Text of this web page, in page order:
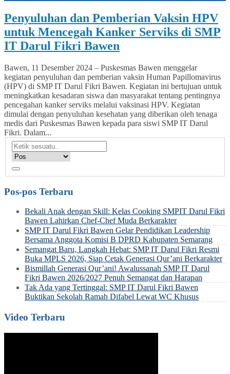
Penyuluhan dan Pemberian Vaksin HPV
untuk Mencegah Kanker Serviks di SMP
IT Darul Fikri Bawen
Bawen, 11 Desember 2024 – Puskesmas Bawen menggelar
kegiatan penyuluhan dan pemberian vaksin Human Papillomavirus
(HPV) di SMP IT Darul Fikri Bawen. Kegiatan ini bertujuan untuk
meningkatkan kesadaran siswa dan masyarakat tentang pentingnya
pencegahan kanker serviks melalui vaksinasi HPV. Kegiatan
dimulai dengan penyuluhan kesehatan yang diberikan oleh tenaga
medis dari Puskesmas Bawen kepada para siswi SMP IT Darul
Fikri. Dalam...
Pos-pos Terbaru
Bekali Anak dengan Skill: Kelas Cooking SMPIT Darul Fikri
Bawen Lahirkan Chef-Chef Muda Berkarakter
SMP IT Darul Fikri Bawen Gelar Pendidikan Leadership
Bersama Anggota Komisi B DPRD Kabupaten Semarang
Semangat Baru, Langkah Hebat: SMP IT Darul Fikri Resmi
Buka MPLS 2026, Siap Cetak Generasi Qur’ani Berkarakter
Bismillah Generasi Qur’ani! Awalussanah SMP IT Darul
Fikri Bawen 2026/2027 Penuh Semangat dan Harapan
Tak Ada yang Tertinggal: SMP IT Darul Fikri Bawen
Buktikan Sekolah Ramah Difabel Lewat WC Khusus
Video Terbaru